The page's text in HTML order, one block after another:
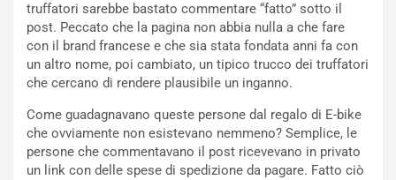
truffatori sarebbe bastato commentare “fatto” sotto il
post. Peccato che la pagina non abbia nulla a che fare
con il brand francese e che sia stata fondata anni fa con
un altro nome, poi cambiato, un tipico trucco dei truffatori
che cercano di rendere plausibile un inganno.
Come guadagnavano queste persone dal regalo di E-bike
che ovviamente non esistevano nemmeno? Semplice, le
persone che commentavano il post ricevevano in privato
un link con delle spese di spedizione da pagare. Fatto ciò
NOTIZIE
C
o
n
e
m
a
a
y
s
e
a
C
h
a